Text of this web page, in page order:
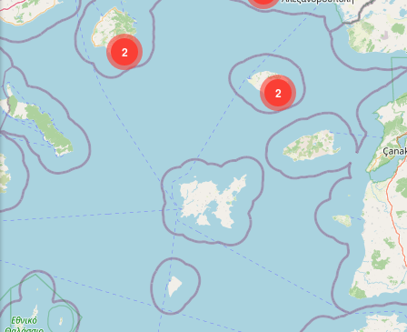
2
2